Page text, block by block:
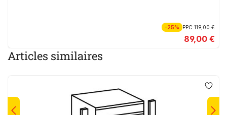
-25% PPC119,00 €
89,00 €
Articles similaires